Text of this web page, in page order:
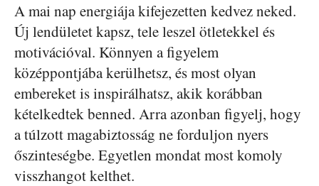
A mai nap energiája kifejezetten kedvez neked.
Új lendületet kapsz, tele leszel ötletekkel és
motivációval. Könnyen a figyelem
középpontjába kerülhetsz, és most olyan
embereket is inspirálhatsz, akik korábban
kételkedtek benned. Arra azonban figyelj, hogy
a túlzott magabiztosság ne forduljon nyers
őszinteségbe. Egyetlen mondat most komoly
visszhangot kelthet.